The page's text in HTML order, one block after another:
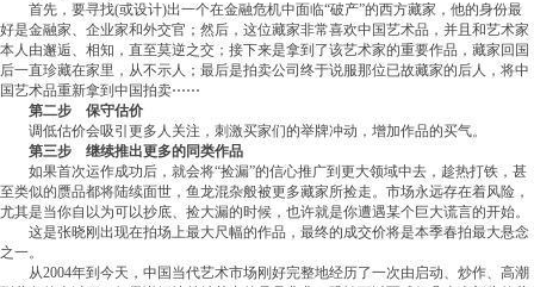
首先，要寻找(或设计)出一个在金融危机中面临“破产”的西方藏家，他的身份最
好是金融家、企业家和外交官；然后，这位藏家非常喜欢中国艺术品，并且和艺术家
本人由邂逅、相知，直至莫逆之交；接下来是拿到了该艺术家的重要作品，藏家回国
后一直珍藏在家里，从不示人；最后是拍卖公司终于说服那位已故藏家的后人，将中
国艺术品重新拿到中国拍卖⋯⋯
第二步 保守估价
调低估价会吸引更多人关注，刺激买家们的举牌冲动，增加作品的买气。
第三步 继续推出更多的同类作品
如果首次运作成功后，就会将“捡漏”的信心推广到更大领域中去，趁热打铁，甚
至类似的赝品都将陆续面世，鱼龙混杂般被更多藏家所捡走。市场永远存在着风险，
尤其是当你自以为可以抄底、捡大漏的时候，也许就是你遭遇某个巨大谎言的开始。
这是张晓刚出现在拍场上最大尺幅的作品，最终的成交价将是本季春拍最大悬念
之一。
从2004年到今天，中国当代艺术市场刚好完整地经历了一次由启动、炒作、高潮